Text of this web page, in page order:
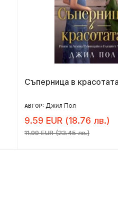
Съперница в красотата
АВТОР: Джил Пол
9.59 EUR (18.76 лв.)
11.99 EUR (23.45 лв.)